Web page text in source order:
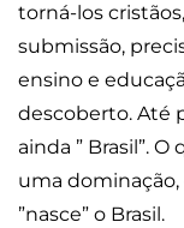
torná-los
submissão,
ensino e
descoberto. Até
ainda ” Brasil”.
uma
”nasce” o Brasil.